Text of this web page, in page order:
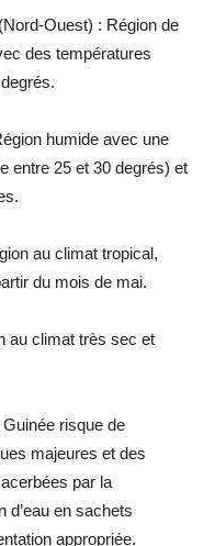
Ouest) : Région de
des températures
humide avec une
entre 25 et 30 degrés) et
au climat tropical,
du mois de mai.
au climat très sec et
risque de
majeures et des
par la
d’eau en sachets
appropriée.